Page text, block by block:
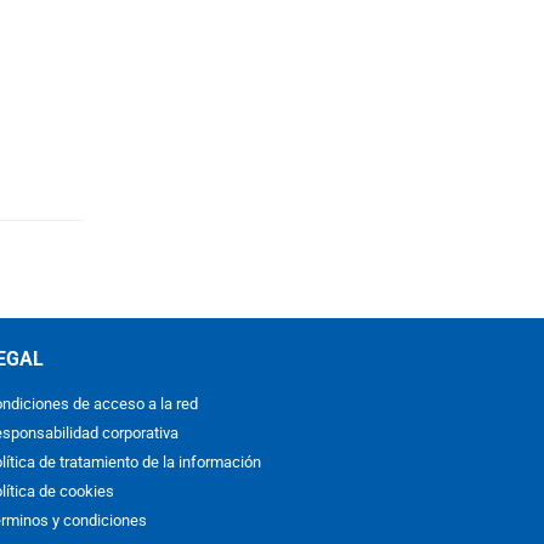
de acceso a la red
corporativa
de tratamiento de la información
de cookies
y condiciones